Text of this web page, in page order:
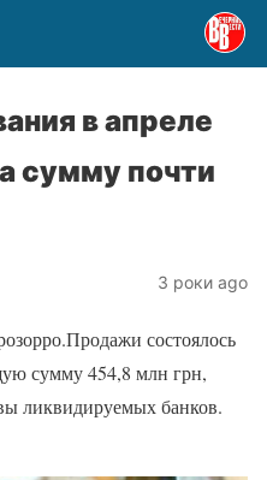
в апреле
сумму почти
3 роки ago
состоялось
сумму 454,8 млн грн,
ликвидируемых банков.